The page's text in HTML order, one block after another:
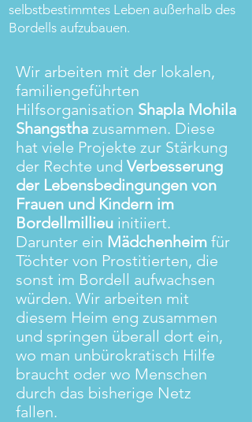
selbstbestimmtes Leben außerhalb des
Bordells aufzubauen.
Wir arbeiten mit der lokalen,
familiengeführten
Hilfsorganisation Shapla Mohila
Shangstha zusammen. Diese
hat viele Projekte zur Stärkung
der Rechte und Verbesserung
der Lebensbedingungen von
Frauen und Kindern im
Bordellmillieu initiiert.
Darunter ein Mädchenheim für
Töchter von Prostitierten, die
sonst im Bordell aufwachsen
würden. Wir arbeiten mit
diesem Heim eng zusammen
und springen überall dort ein,
wo man unbürokratisch Hilfe
braucht oder wo Menschen
durch das bisherige Netz
fallen.